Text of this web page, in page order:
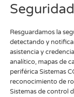
Resguardamos la
detectando y
asistencia y
analítico, mapas de
periférica​ Sistemas
reconocimiento de
Sistemas de control
Seguridad
Corporativa